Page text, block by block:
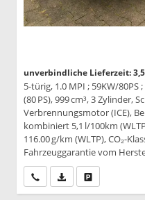
unverbindliche Lieferzeit:
5-türig, 1.0 MPI ; 59KW/80PS
(80 PS), 999 cm³, 3 Zylinder,
Verbrennungsmotor (ICE),
kombiniert 5,1 l/100km
116.00 g/km (WLTP), CO₂-
Fahrzeuggarantie vom
Wir rufen Sie an
PDF-Datei,